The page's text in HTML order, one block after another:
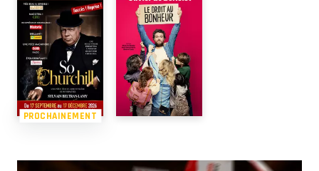
PROCHAINEMENT